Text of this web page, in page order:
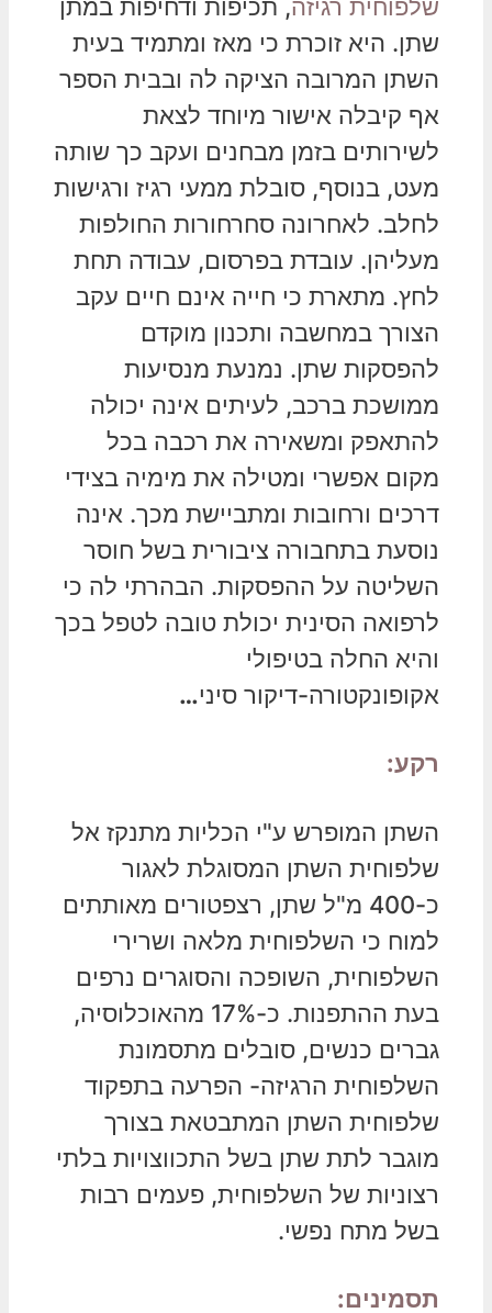
שלפוחית רגיזה, תכיפות ודחיפות במתן
שתן. היא זוכרת כי מאז ומתמיד בעית
השתן המרובה הציקה לה ובבית הספר
אף קיבלה אישור מיוחד לצאת
לשירותים בזמן מבחנים ועקב כך שותה
מעט, בנוסף, סובלת ממעי רגיז ורגישות
לחלב. לאחרונה סחרחורות החולפות
מעליהן. עובדת בפרסום, עבודה תחת
לחץ. מתארת כי חייה אינם חיים עקב
הצורך במחשבה ותכנון מוקדם
להפסקות שתן. נמנעת מנסיעות
ממושכת ברכב, לעיתים אינה יכולה
להתאפק ומשאירה את רכבה בכל
מקום אפשרי ומטילה את מימיה בצידי
דרכים ורחובות ומתביישת מכך. אינה
נוסעת בתחבורה ציבורית בשל חוסר
השליטה על ההפסקות. הבהרתי לה כי
לרפואה הסינית יכולת טובה לטפל בכך
והיא החלה בטיפולי
אקופונקטורה-דיקור סיני…
רקע:
השתן המופרש ע"י הכליות מתנקז אל
שלפוחית השתן המסוגלת לאגור
כ-400 מ"ל שתן, רצפטורים מאותתים
למוח כי השלפוחית מלאה ושרירי
השלפוחית, השופכה והסוגרים נרפים
בעת ההתפנות. כ-17% מהאוכלוסיה,
גברים כנשים, סובלים מתסמונת
השלפוחית הרגיזה- הפרעה בתפקוד
שלפוחית השתן המתבטאת בצורך
מוגבר לתת שתן בשל התכווצויות בלתי
רצוניות של השלפוחית, פעמים רבות
בשל מתח נפשי.
תסמינים: